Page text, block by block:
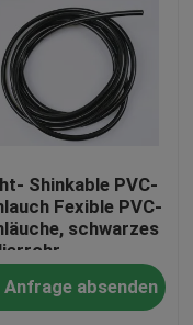
Shinkable PVC-
Fexible PVC-
schwarzes
Anfrage absenden